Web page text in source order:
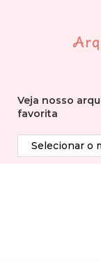
Veja nosso
favorita